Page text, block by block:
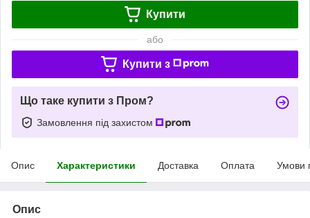
Купити
або
Купити з
Що таке купити з Пром?
Замовлення під захистом
Опис Характеристики Доставка Оплата Умови
Опис